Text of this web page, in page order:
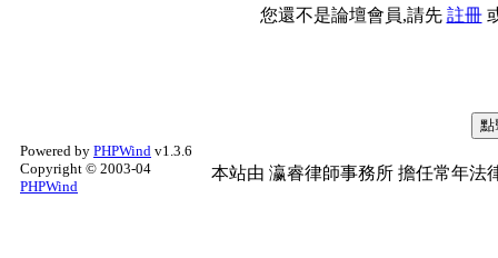
您還不是論壇會員,請先 註冊
Powered by PHPWind v1.3.6
Copyright © 2003-04
PHPWind
本站由 瀛睿律師事務所 擔任常年法